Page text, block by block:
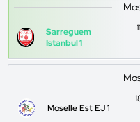
Sarreguem
Istanbul 1
Moselle Est EJ 1